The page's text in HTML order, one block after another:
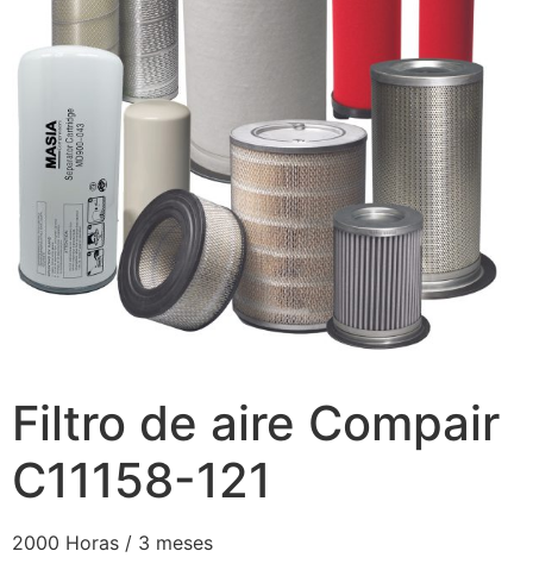
Filtro de aire Compair
C11158-121
2000 Horas / 3 meses